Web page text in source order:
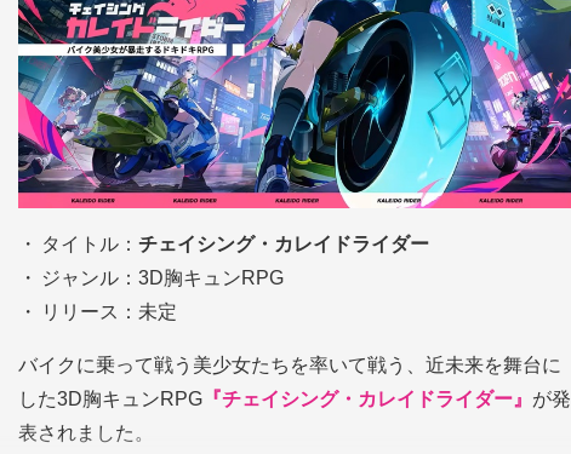
タイトル：チェイシング・カレイドライダー
ジャンル：3D胸キュンRPG
リリース：未定
バイクに乗って戦う美少女たちを率いて戦う、近未来を舞台に
した3D胸キュンRPG 『チェイシング・カレイドライダー』 が発
表されました。